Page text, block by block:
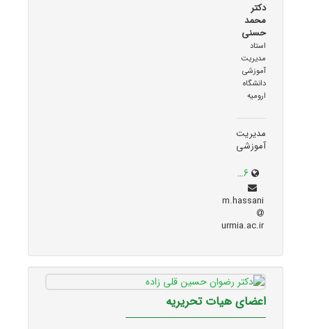
دکتر
محمد
حسنی
استاد
مدیریت
آموزشی
دانشگاه
ارومیه
مدیریت
آموزشی
adabiat.urmia.ac.ir/node/686
m.hassani
urmia.ac.ir
اعضای هیات تحریریه